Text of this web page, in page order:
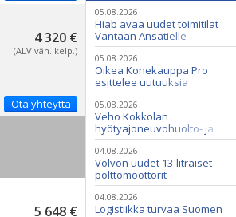
4 320 €
(ALV väh. kelp.)
Ota yhteyttä
5 648 €
05.08.2026
Hiab avaa uudet toimitilat
Vantaan Ansatielle
05.08.2026
Oikea Konekauppa Pro
esittelee uutuuksia
ammattikäyttöön
05.08.2026
Veho Kokkolan
hyötyajoneuvohuolto- ja
varaosatoiminnot Q2 Service
Oy:lle lokakuussa
04.08.2026
Volvon uudet 13-litraiset
polttomoottorit
04.08.2026
Logistiikka turvaa Suomen